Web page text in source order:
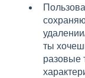
ты
разовые